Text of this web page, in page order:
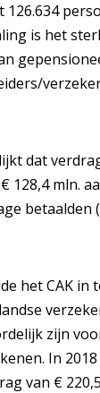
126.634
is het
dat
128,4 mln.
betaalden
het CAK in
zijn
In
van €